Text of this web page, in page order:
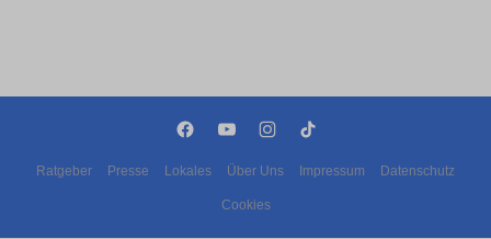
Ratgeber Presse Lokales Über Uns Impressum Datenschutz
Cookies